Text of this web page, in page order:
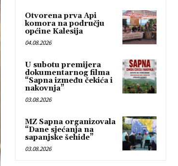
Otvorena prva Api
komora na području
općine Kalesija
04.08.2026
U subotu premijera
dokumentarnog filma
“Sapna između čekića i
nakovnja”
03.08.2026
MZ Sapna organizovala
“Dane sjećanja na
sapanjske šehide”
03.08.2026